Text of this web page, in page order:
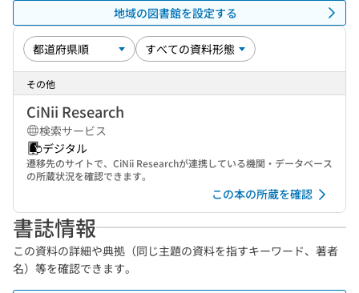
地域の図書館を設定する
その他
CiNii Research
検索サービス
デジタル
遷移先のサイトで、CiNii Researchが連携している機関・データベース
の所蔵状況を確認できます。
この本の所蔵を確認
書誌情報
この資料の詳細や典拠（同じ主題の資料を指すキーワード、著者
名）等を確認できます。